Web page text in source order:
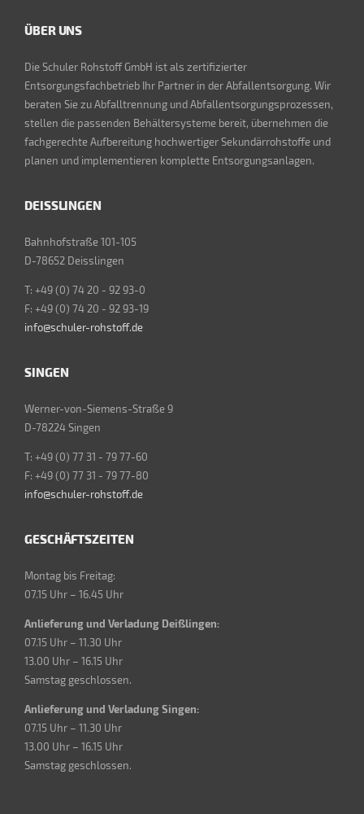
ÜBER UNS
Die Schuler Rohstoff GmbH ist als zertifizierter
Entsorgungsfachbetrieb Ihr Partner in der Abfallentsorgung. Wir
beraten Sie zu Abfalltrennung und Abfallentsorgungsprozessen,
stellen die passenden Behältersysteme bereit, übernehmen die
fachgerechte Aufbereitung hochwertiger Sekundärrohstoffe und
planen und implementieren komplette Entsorgungsanlagen.
DEISSLINGEN
Bahnhofstraße 101-105
D-78652 Deisslingen
T: +49 (0) 74 20 - 92 93-0
F: +49 (0) 74 20 - 92 93-19
info@schuler-rohstoff.de
SINGEN
Werner-von-Siemens-Straße 9
D-78224 Singen
T: +49 (0) 77 31 - 79 77-60
F: +49 (0) 77 31 - 79 77-80
info@schuler-rohstoff.de
GESCHÄFTSZEITEN
Montag bis Freitag:
07.15 Uhr – 16.45 Uhr
Anlieferung und Verladung Deißlingen:
07.15 Uhr – 11.30 Uhr
13.00 Uhr – 16.15 Uhr
Samstag geschlossen.
Anlieferung und Verladung Singen:
07.15 Uhr – 11.30 Uhr
13.00 Uhr – 16.15 Uhr
Samstag geschlossen.